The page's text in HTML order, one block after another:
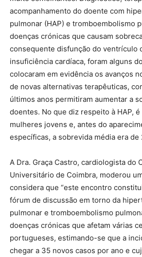
acompanhamento do doente com
pulmonar (HAP) e tromboembolismo
doenças crónicas que causam
consequente disfunção do ventrículo
insuficiência cardíaca, foram alguns
colocaram em evidência os avanços
de novas alternativas terapêuticas,
últimos anos permitiram aumentar a
doentes. No que diz respeito à HAP,
mulheres jovens e, antes do
específicas, a sobrevida média era de
A Dra. Graça Castro, cardiologista do
Universitário de Coimbra, moderou
considera que “este encontro
fórum de discussão em torno da
pulmonar e tromboembolismo
doenças crónicas que afetam várias
portugueses, estimando-se que a
chegar a 35 novos casos por ano e